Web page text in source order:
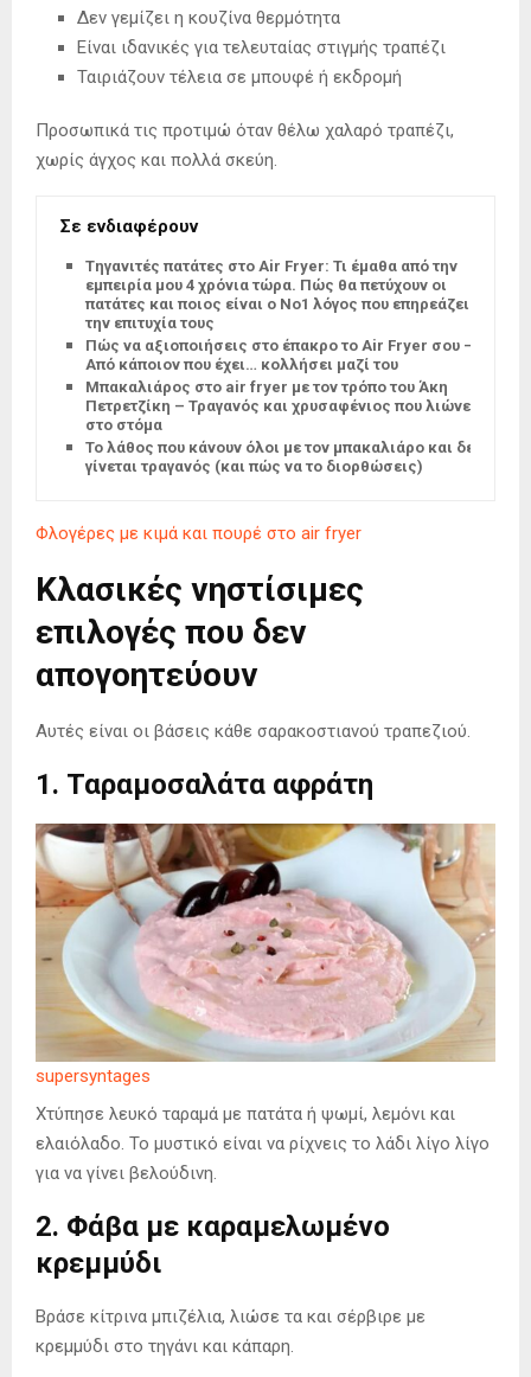
Δεν γεμίζει η κουζίνα θερμότητα
Είναι ιδανικές για τελευταίας στιγμής τραπέζι
Ταιριάζουν τέλεια σε μπουφέ ή εκδρομή
Προσωπικά τις προτιμώ όταν θέλω χαλαρό τραπέζι,
χωρίς άγχος και πολλά σκεύη.
Σε ενδιαφέρουν
Tηγανιτές πατάτες στο Air Fryer: Τι έμαθα από την
εμπειρία μου 4 χρόνια τώρα. Πώς θα πετύχουν οι
πατάτες και ποιος είναι ο Νο1 λόγος που επηρεάζει
την επιτυχία τους
Πώς να αξιοποιήσεις στο έπακρο το Air Fryer σου –
Από κάποιον που έχει… κολλήσει μαζί του
Μπακαλιάρος στο air fryer με τον τρόπο του Άκη
Πετρετζίκη – Τραγανός και χρυσαφένιος που λιώνει
στο στόμα
Το λάθος που κάνουν όλοι με τον μπακαλιάρο και δεν
γίνεται τραγανός (και πώς να το διορθώσεις)
Φλογέρες με κιμά και πουρέ στο air fryer
Κλασικές νηστίσιμες
επιλογές που δεν
απογοητεύουν
Αυτές είναι οι βάσεις κάθε σαρακοστιανού τραπεζιού.
1. Ταραμοσαλάτα αφράτη
supersyntages
Χτύπησε λευκό ταραμά με πατάτα ή ψωμί, λεμόνι και
ελαιόλαδο. Το μυστικό είναι να ρίχνεις το λάδι λίγο λίγο
για να γίνει βελούδινη.
2. Φάβα με καραμελωμένο
κρεμμύδι
Βράσε κίτρινα μπιζέλια, λιώσε τα και σέρβιρε με
κρεμμύδι στο τηγάνι και κάπαρη.